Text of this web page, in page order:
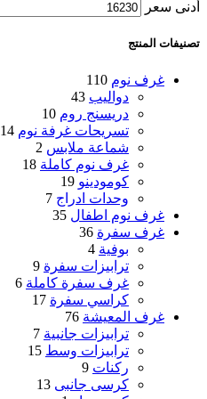
أدنى سعر
تصنيفات المنتج
غرف نوم 110
دواليب 43
دريسنج روم 10
تسريحات غرفة نوم 14
شماعة ملابس 2
غرف نوم كاملة 18
كومودينو 19
وحدات ادراج 7
غرف نوم اطفال 35
غرف سفرة 36
بوفية 4
ترابيزات سفرة 9
غرف سفرة كاملة 6
كراسي سفرة 17
غرف المعيشة 76
ترابيزات جانبية 7
ترابيزات وسط 15
ركنات 9
كرسى جانبى 13